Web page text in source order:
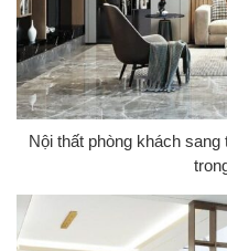
Nội thất phòng khách